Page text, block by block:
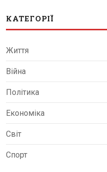
КАТЕГОРІЇ
Життя
Війна
Політика
Економіка
Світ
Спорт